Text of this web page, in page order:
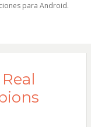
para Android.